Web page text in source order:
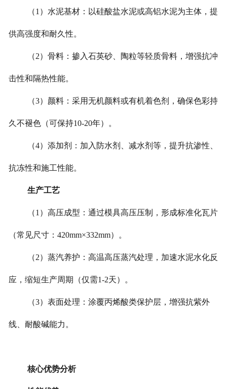
（1）水泥基材：以硅酸盐水泥或高铝水泥为主体，提
供高强度和耐久性。
（2）骨料：掺入石英砂、陶粒等轻质骨料，增强抗冲
击性和隔热性能。
（3）颜料：采用无机颜料或有机着色剂，确保色彩持
久不褪色（可保持10-20年）。
（4）添加剂：加入防水剂、减水剂等，提升抗渗性、
抗冻性和施工性能。
生产工艺
（1）高压成型：通过模具高压压制，形成标准化瓦片
（常见尺寸：420mm×332mm）。
（2）蒸汽养护：高温高压蒸汽处理，加速水泥水化反
应，缩短生产周期（仅需1-2天）。
（3）表面处理：涂覆丙烯酸类保护层，增强抗紫外
线、耐酸碱能力。
核心优势分析